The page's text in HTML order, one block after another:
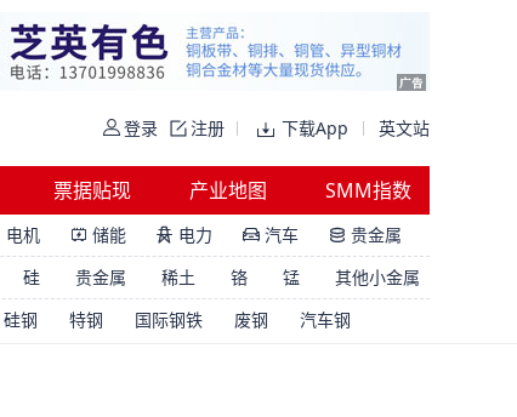
登录 注册 下载App 英文站
票据贴现 产业地图 SMM指数
电机  储能  电力  汽车  贵金属
硅 贵金属 稀土 铬 锰
其他小金属
硅钢 特钢 国际钢铁 废钢 汽车钢